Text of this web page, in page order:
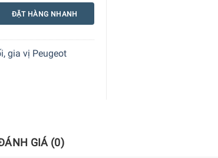
ĐẶT HÀNG NHANH
gia vị Peugeot
GIÁ (0)